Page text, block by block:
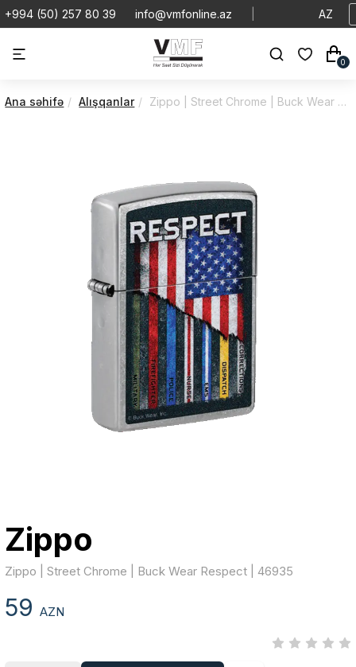
+994 (50) 257 80 39 info@vmfonline.az AZ
0
Ana səhifə Alışqanlar Zippo | Street Chrome | Buck Wear Respect | 46935
Zippo
Zippo | Street Chrome | Buck Wear Respect | 46935
59AZN